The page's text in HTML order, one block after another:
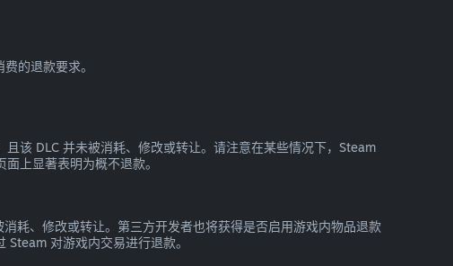
的退款要求。
该 DLC 并未被消耗、修改或转让。请注意在某些情况下，Steam
上显著表明为概不退款。
耗、修改或转让。第三方开发者也将获得是否启用游戏内物品退款
对游戏内交易进行退款。